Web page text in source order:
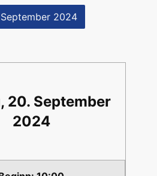
September 2024
20. September
2024